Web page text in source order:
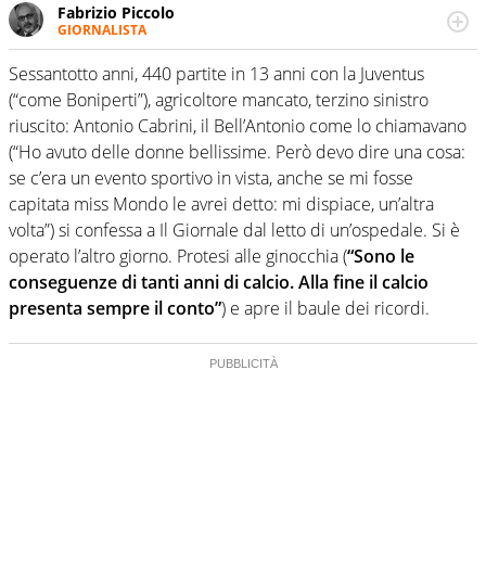
Fabrizio Piccolo
GIORNALISTA
Nella sua carriera ha seguito numerose manifestazioni
sportive e collaborato con agenzie e testate. Esperienza,
competenza, conoscenza e memoria storica. Si occupa
prevalentemente di calcio
Sessantotto anni, 440 partite in 13 anni con la Juventus
(“come Boniperti”), agricoltore mancato, terzino sinistro
riuscito: Antonio Cabrini, il Bell’Antonio come lo chiamavano
(“Ho avuto delle donne bellissime. Però devo dire una cosa:
se c’era un evento sportivo in vista, anche se mi fosse
capitata miss Mondo le avrei detto: mi dispiace, un’altra
volta”) si confessa a Il Giornale dal letto di un’ospedale. Si è
operato l’altro giorno. Protesi alle ginocchia (“Sono le
conseguenze di tanti anni di calcio. Alla fine il calcio
presenta sempre il conto”) e apre il baule dei ricordi.